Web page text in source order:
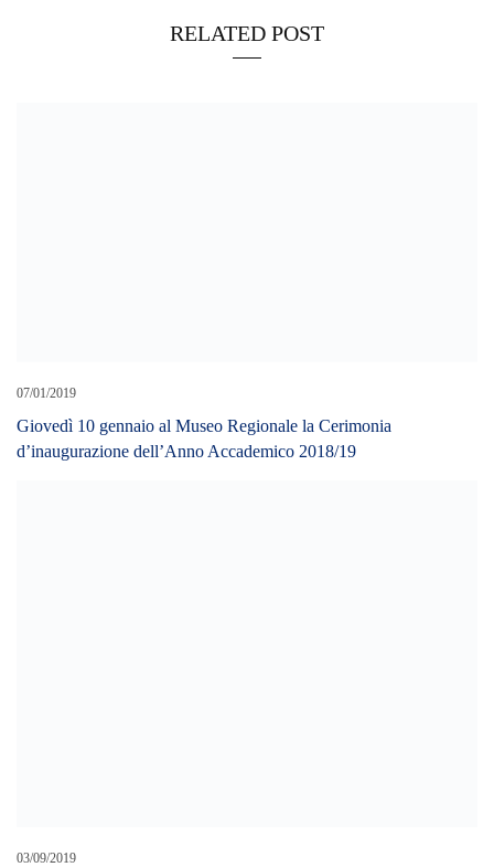
RELATED POST
07/01/2019
Giovedì 10 gennaio al Museo Regionale la Cerimonia
d’inaugurazione dell’Anno Accademico 2018/19
03/09/2019